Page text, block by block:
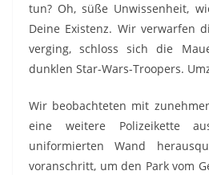
tun? Oh, süße Unwissenheit,
Deine Existenz. Wir verwarfen
verging, schloss sich die
dunklen Star-Wars-Troopers.
Wir beobachteten mit
eine weitere Polizeikette
uniformierten Wand
voranschritt, um den Park vom